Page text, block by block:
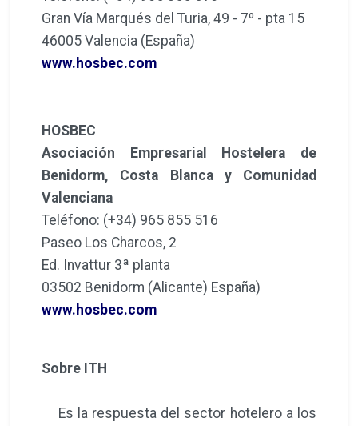
Gran Vía Marqués del Turia, 49 - 7º - pta 15
46005 Valencia (España)
www.hosbec.com
HOSBEC
Asociación Empresarial Hostelera de
Benidorm, Costa Blanca y Comunidad
Valenciana
Teléfono: (+34) 965 855 516
Paseo Los Charcos, 2
Ed. Invattur 3ª planta
03502 Benidorm (Alicante) España)
www.hosbec.com
Sobre ITH
Es la respuesta del sector hotelero a los